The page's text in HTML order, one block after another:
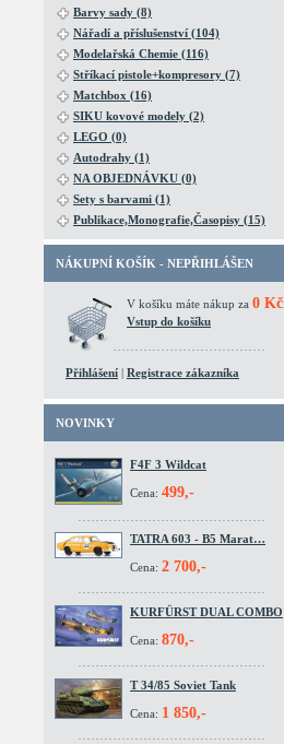
Barvy sady (8)
Nářadí a příslušenství (104)
Modelařská Chemie (116)
Stříkací pistole+kompresory (7)
Matchbox (16)
SIKU kovové modely (2)
LEGO (0)
Autodrahy (1)
NA OBJEDNÁVKU (0)
Sety s barvami (1)
Publikace,Monografie,Časopisy (15)
NÁKUPNÍ KOŠÍK - NEPŘIHLÁŠEN
V košíku máte nákup za 0 Kč
Vstup do košíku
Přihlášení | Registrace zákazníka
NOVINKY
F4F 3 Wildcat
Cena: 499,-
TATRA 603 - B5 Marat…
Cena: 2 700,-
KURFÜRST DUAL COMBO
Cena: 870,-
T 34/85 Soviet Tank
Cena: 1 850,-